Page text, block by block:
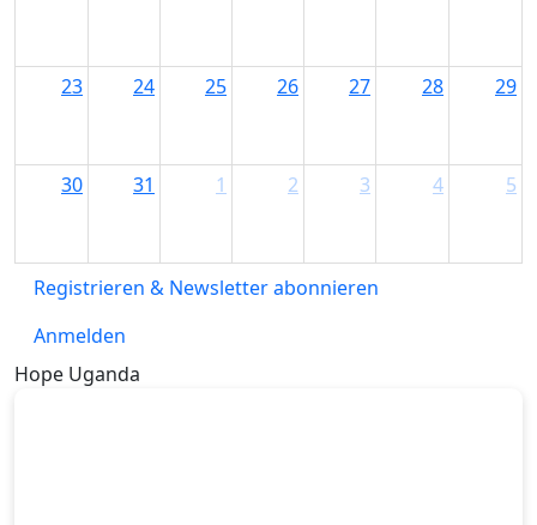
23 24 25 26 27 28 29
30 31 1 2 3 4 5
Registrieren & Newsletter abonnieren
Anmelden
Hope Uganda